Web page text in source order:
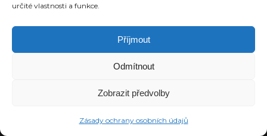
určité vlastnosti a funkce.
Příjmout
Odmítnout
Zobrazit předvolby
Zásady ochrany osobních údajů